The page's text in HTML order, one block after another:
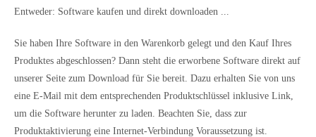
Entweder: Software kaufen und direkt downloaden ...
Sie haben Ihre Software in den Warenkorb gelegt und den Kauf Ihres
Produktes abgeschlossen? Dann steht die erworbene Software direkt auf
unserer Seite zum Download für Sie bereit. Dazu erhalten Sie von uns
eine E-Mail mit dem entsprechenden Produktschlüssel inklusive Link,
um die Software herunter zu laden. Beachten Sie, dass zur
Produktaktivierung eine Internet-Verbindung Voraussetzung ist.